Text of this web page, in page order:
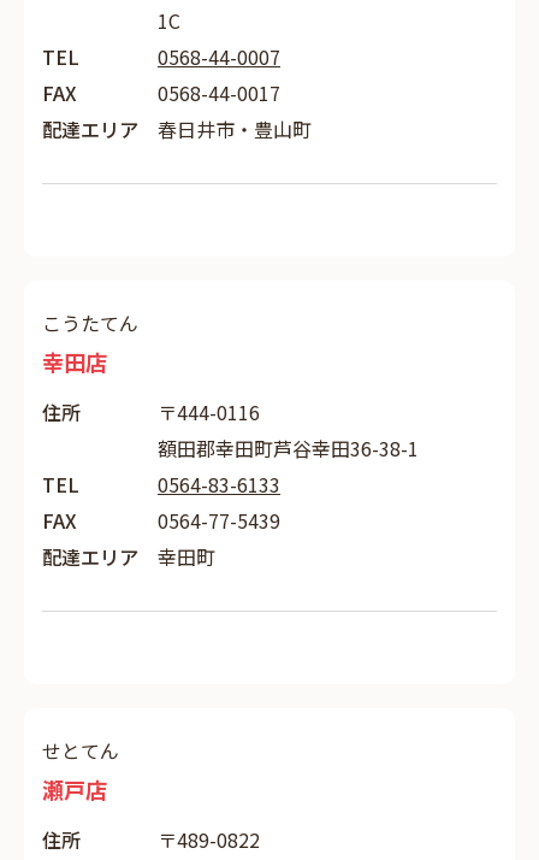
1C
TEL
0568-44-0007
FAX
0568-44-0017
配達エリア
春日井市・豊山町
こうたてん
幸田店
住所
〒444-0116
額田郡幸田町芦谷幸田36-38-1
TEL
0564-83-6133
FAX
0564-77-5439
配達エリア
幸田町
せとてん
瀬戸店
住所
〒489-0822